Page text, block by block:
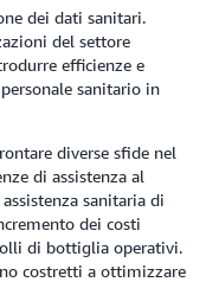
dei dati sanitari.
del settore
efficienze e
sanitario in
diverse sfide nel
di assistenza al
sanitaria di
dei costi
di bottiglia operativi.
costretti a ottimizzare